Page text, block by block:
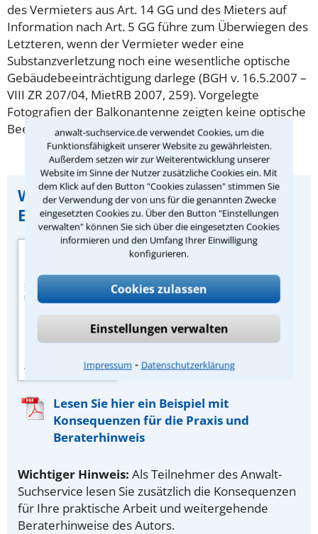
anwalt-suchservice.de verwendet Cookies, um die
Funktionsfähigkeit unserer Website zu gewährleisten.
Außerdem setzen wir zur Weiterentwicklung unserer
Website im Sinne der Nutzer zusätzliche Cookies ein. Mit
dem Klick auf den Button "Cookies zulassen" stimmen Sie
der Verwendung der von uns für die genannten Zwecke
eingesetzten Cookies zu. Über den Button "Einstellungen
verwalten" können Sie sich über die eingesetzten Cookies
informieren und den Umfang Ihrer Einwilligung
konfigurieren.
Cookies zulassen
Einstellungen verwalten
Impressum ⁃ Datenschutzerklärung
des Vermieters aus Art. 14 GG und des Mieters auf
Information nach Art. 5 GG führe zum Überwiegen des
Letzteren, wenn der Vermieter weder eine
Substanzverletzung noch eine wesentliche optische
Gebäudebeeinträchtigung darlege (BGH v. 16.5.2007 –
VIII ZR 207/04, MietRB 2007, 259). Vorgelegte
Fotografien der Balkonantenne zeigten keine optische
Beeinträchtigung des Gesamtgebäudes.
Wichtiger Hinweis zu dieser
Entscheidung:
Quelle der
Urteilszusammenfassung:
Zeitschrift „Miet-
Rechtsberater“ des
juristischen Fachverlags Dr.
Otto Schmidt, Köln.
Lesen Sie hier ein Beispiel mit
Konsequenzen für die Praxis und
Beraterhinweis
Wichtiger Hinweis: Als Teilnehmer des Anwalt-
Suchservice lesen Sie zusätzlich die Konsequenzen
für Ihre praktische Arbeit und weitergehende
Beraterhinweise des Autors.